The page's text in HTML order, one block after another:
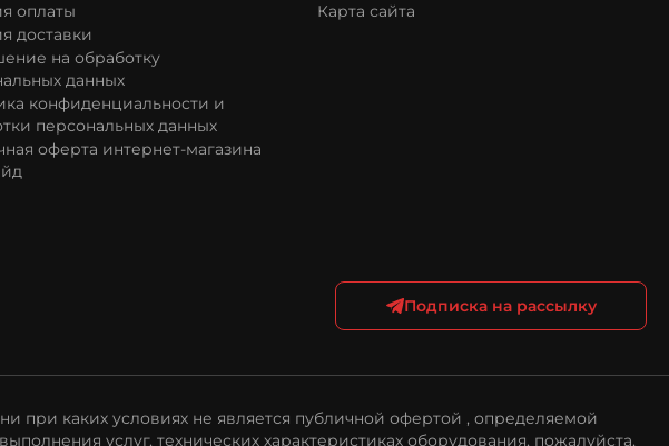
оплаты
доставки
на обработку
данных
конфиденциальности и
персональных данных
оферта интернет-магазина
Карта сайта
Подписка на рассылку
при каких условиях не является публичной офертой , определяемой
услуг, технических характеристиках оборудования, пожалуйста,